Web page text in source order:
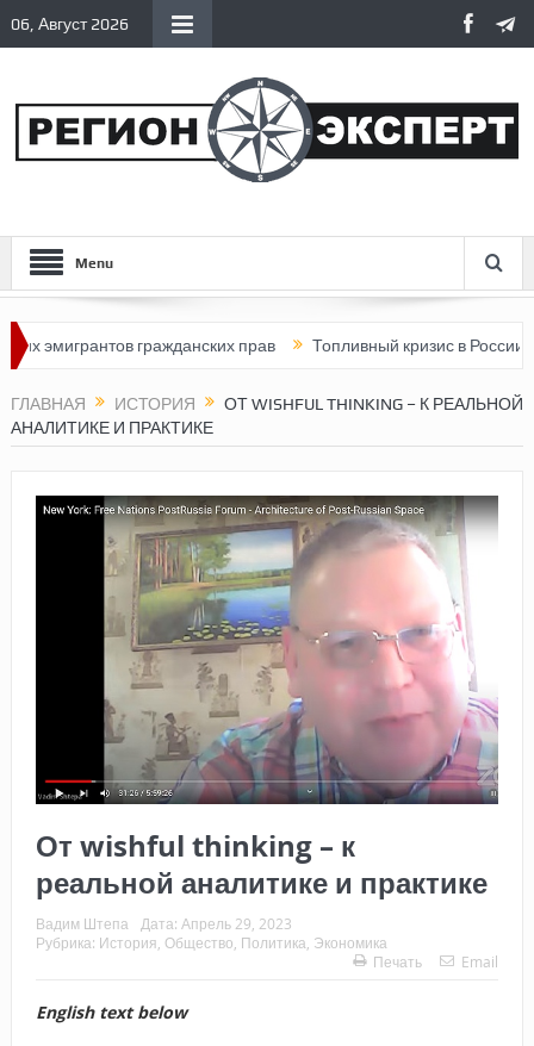
06, Август 2026
Menu
гражданских прав Топливный кризис в России Почему
ГЛАВНАЯ ИСТОРИЯ
ОТ WISHFUL THINKING – К РЕАЛЬНОЙ
АНАЛИТИКЕ И ПРАКТИКЕ
От wishful thinking – к
реальной аналитике и практике
Вадим Штепа Дата: Апрель 29, 2023
Рубрика: История Общество Политика Экономика
Печать
Email
English text below